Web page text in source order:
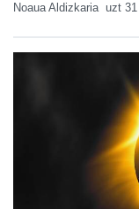
Noaua Aldizkaria uzt 31